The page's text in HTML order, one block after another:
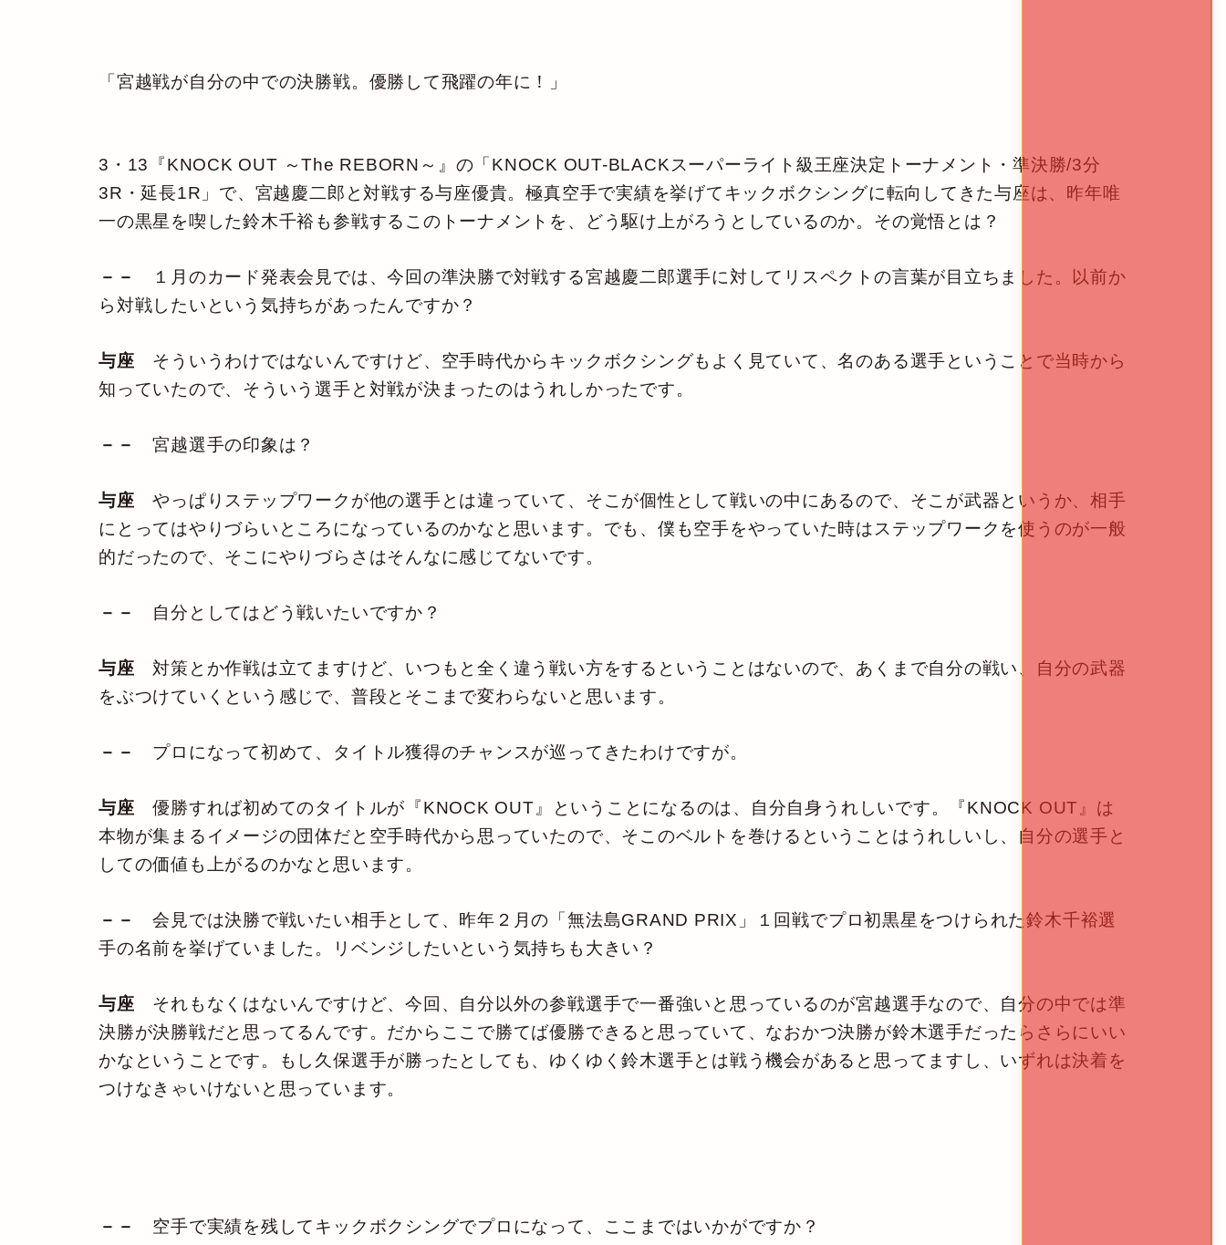
「宮越戦が自分の中での決勝戦。優勝して飛躍の年に！」
3・13『KNOCK OUT ～The REBORN～』の「KNOCK OUT-BLACKスーパーライト級王座決定トーナメント・準決勝/3分
3R・延長1R」で、宮越慶二郎と対戦する与座優貴。極真空手で実績を挙げてキックボクシングに転向してきた与座は、昨年唯
一の黒星を喫した鈴木千裕も参戦するこのトーナメントを、どう駆け上がろうとしているのか。その覚悟とは？
－－
１月のカード発表会見では、今回の準決勝で対戦する宮越慶二郎選手に対してリスペクトの言葉が目立ちました。以前か
ら対戦したいという気持ちがあったんですか？
与座 そういうわけではないんですけど、空手時代からキックボクシングもよく見ていて、名のある選手ということで当時から
知っていたので、そういう選手と対戦が決まったのはうれしかったです。
－－宮越選手の印象は？
与座 やっぱりステップワークが他の選手とは違っていて、そこが個性として戦いの中にあるので、そこが武器というか、相手
にとってはやりづらいところになっているのかなと思います。でも、僕も空手をやっていた時はステップワークを使うのが一般
的だったので、そこにやりづらさはそんなに感じてないです。
－－ 自分としてはどう戦いたいですか？
与座 対策とか作戦は立てますけど、いつもと全く違う戦い方をするということはないので、あくまで自分の戦い、自分の武器
をぶつけていくという感じで、普段とそこまで変わらないと思います。
－－ プロになって初めて、タイトル獲得のチャンスが巡ってきたわけですが。
与座 優勝すれば初めてのタイトルが『KNOCK OUT』ということになるのは、自分自身うれしいです。『KNOCK OUT』は
本物が集まるイメージの団体だと空手時代から思っていたので、そこのベルトを巻けるということはうれしいし、自分の選手と
しての価値も上がるのかなと思います。
－－会見では決勝で戦いたい相手として、昨年２月の「無法島GRAND PRIX」１回戦でプロ初黒星をつけられた鈴木千裕選
手の名前を挙げていました。リベンジしたいという気持ちも大きい？
与座 それもなくはないんですけど、今回、自分以外の参戦選手で一番強いと思っているのが宮越選手なので、自分の中では準
決勝が決勝戦だと思ってるんです。だからここで勝てば優勝できると思っていて、なおかつ決勝が鈴木選手だったらさらにいい
かなということです。もし久保選手が勝ったとしても、ゆくゆく鈴木選手とは戦う機会があると思ってますし、いずれは決着を
つけなきゃいけないと思っています。
－－ 空手で実績を残してキックボクシングでプロになって、ここまではいかがですか？